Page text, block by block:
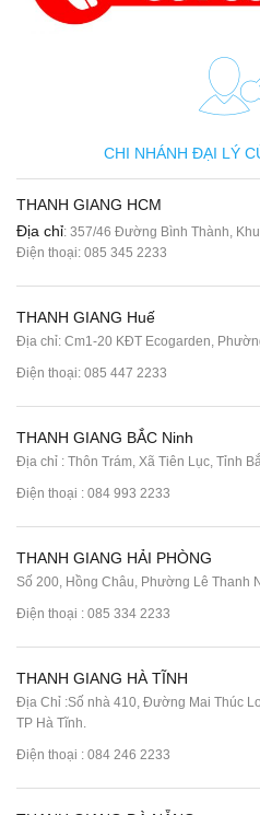
CHI NHÁNH ĐẠI LÝ
THANH GIANG HCM
Địa chỉ: 357/46 Đường Bình Thành,
Điện thoại: 085 345 2233
THANH GIANG Huế
Địa chỉ: Cm1-20 KĐT Ecogarden,
Điện thoại: 085 447 2233
THANH GIANG BẮC Ninh
Địa chỉ : Thôn Trám, Xã Tiên Lục, Tỉnh
Điện thoại : 084 993 2233
THANH GIANG HẢI PHÒNG
Số 200, Hồng Châu, Phường Lê Thanh
Điện thoại : 085 334 2233
THANH GIANG HÀ TĨNH
Địa Chỉ :Số nhà 410, Đường Mai Thúc
TP Hà Tĩnh.
Điện thoại : 084 246 2233